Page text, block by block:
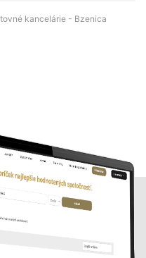
kancelárie - Bzenica